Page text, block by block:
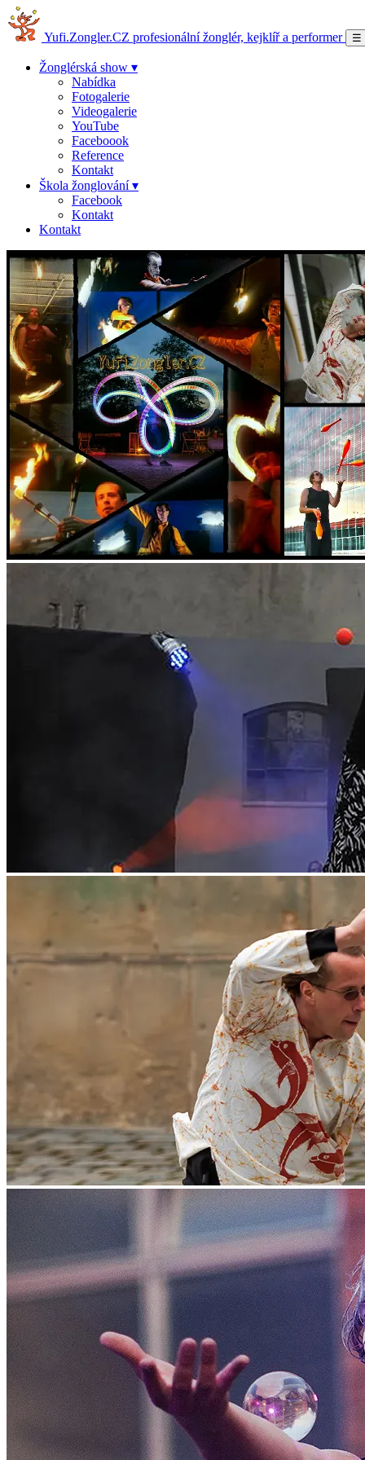
Yufi.Zongler.CZ profesionální žonglér, kejklíř a performer ☰
Žonglérská show ▾
Nabídka
Fotogalerie
Videogalerie
YouTube
Faceboook
Reference
Kontakt
Škola žonglování ▾
Facebook
Kontakt
Kontakt